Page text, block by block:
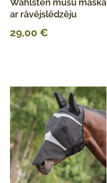
Wahlstén mušu maska
ar rāvējslēdzēju
29,00 €